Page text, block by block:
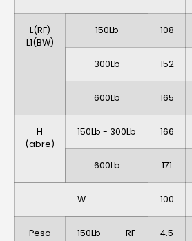
L(RF)
L1(BW)
150Lb 108
300Lb 152
600Lb 165
H
(abre)
150Lb - 300Lb 166
600Lb 171
W 100
Peso 150Lb RF 4.5